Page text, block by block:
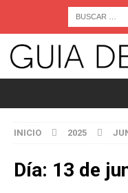
INICIO 2025
Día: 13 de